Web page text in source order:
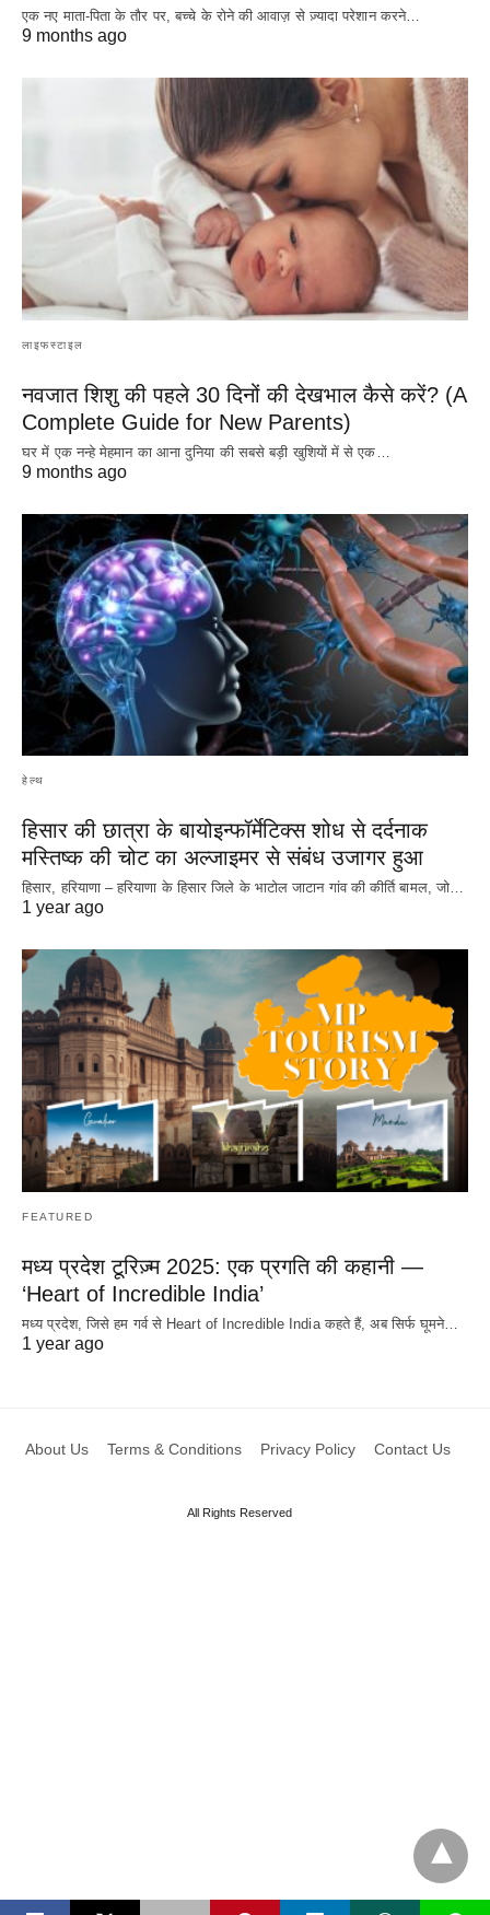
एक नए माता-पिता के तौर पर, बच्चे के रोने की आवाज़ से ज़्यादा परेशान करने…
9 months ago
लाइफस्टाइल
नवजात शिशु की पहले 30 दिनों की देखभाल कैसे करें? (A
Complete Guide for New Parents)
घर में एक नन्हे मेहमान का आना दुनिया की सबसे बड़ी खुशियों में से एक…
9 months ago
हेल्थ
हिसार की छात्रा के बायोइन्फॉर्मेटिक्स शोध से दर्दनाक
मस्तिष्क की चोट का अल्जाइमर से संबंध उजागर हुआ
हिसार, हरियाणा – हरियाणा के हिसार जिले के भाटोल जाटान गांव की कीर्ति बामल, जो…
1 year ago
FEATURED
मध्य प्रदेश टूरिज़्म 2025: एक प्रगति की कहानी —
‘Heart of Incredible India’
मध्य प्रदेश, जिसे हम गर्व से Heart of Incredible India कहते हैं, अब सिर्फ घूमने…
1 year ago
About Us Terms & Conditions Privacy Policy Contact Us
All Rights Reserved